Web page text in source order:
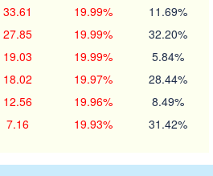
33.61 19.99% 11.69%
27.85 19.99% 32.20%
19.03 19.99% 5.84%
18.02 19.97% 28.44%
12.56 19.96% 8.49%
7.16 19.93% 31.42%